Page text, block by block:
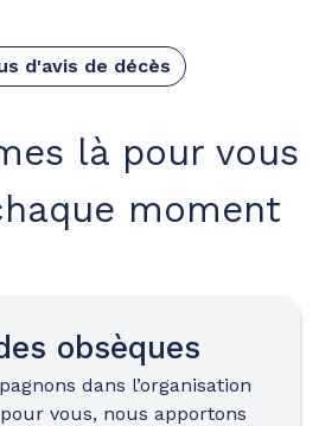
d'avis de décès
là pour vous
moment
obsèques
dans l’organisation
vous, nous apportons